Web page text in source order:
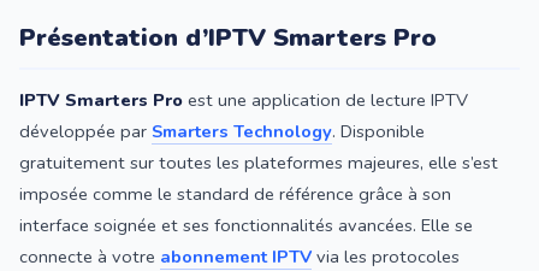
Présentation d’IPTV Smarters Pro
IPTV Smarters Pro est une application de lecture IPTV
développée par Smarters Technology. Disponible
gratuitement sur toutes les plateformes majeures, elle s’est
imposée comme le standard de référence grâce à son
interface soignée et ses fonctionnalités avancées. Elle se
connecte à votre abonnement IPTV via les protocoles